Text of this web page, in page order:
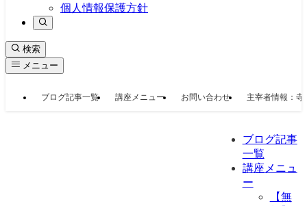
個人情報保護方針
検索
メニュー
ブログ記事一覧 講座メニュー お問い合わせ 主宰者情報：寺
ブログ記事
一覧
講座メニュ
ー
【無